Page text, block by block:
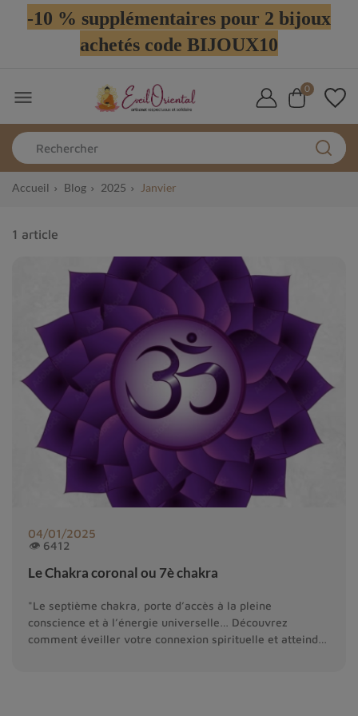
-10 % supplémentaires pour 2 bijoux
achetés code BIJOUX10
 0
Accueil Blog 2025 Janvier
1 article
04/01/2025
👁 6412
Le Chakra coronal ou 7è chakra
"Le septième chakra, porte d’accès à la pleine
conscience et à l’énergie universelle… Découvrez
comment éveiller votre connexion spirituelle et atteindre